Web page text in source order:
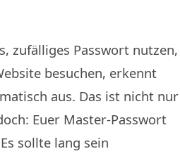
zufälliges Passwort nutzen,
besuchen, erkennt
aus. Das ist nicht nur
Euer Master-Passwort
sollte lang sein